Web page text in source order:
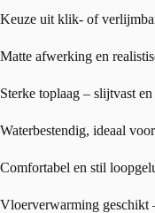
Keuze uit klik- of
Matte afwerking en
Sterke toplaag – slijtvast
Waterbestendig, ideaal
Comfortabel en stil
Vloerverwarming geschikt